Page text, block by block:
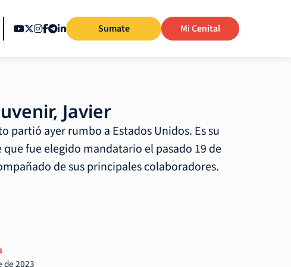
Sumate Mi Cenital
Javier
partió ayer rumbo a Estados Unidos. Es su
fue elegido mandatario el pasado 19 de
de sus principales colaboradores.
de 2023